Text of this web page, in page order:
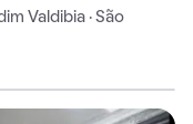
Valdibia · São